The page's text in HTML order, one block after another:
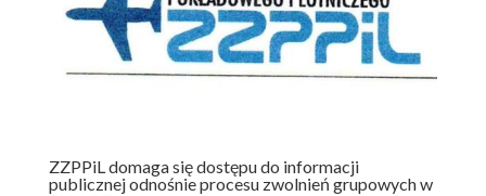
ZZPPiL domaga się dostępu do informacji
publicznej odnośnie procesu zwolnień grupowych w